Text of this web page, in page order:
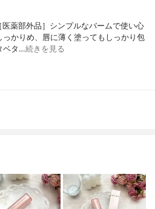
薬部外品］シンプルなバームで使い心
かりめ、唇に薄く塗ってもしっかり包
ベタ…続きを見る